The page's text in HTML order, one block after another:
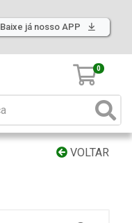
Baixe já nosso APP
0
VOLTAR